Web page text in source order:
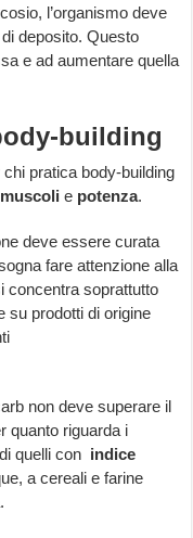
l’organismo deve
di deposito. Questo
e ad aumentare quella
building
pratica body-building
muscolie potenza.
deve essere curata
fare attenzione alla
concentra soprattutto
su prodotti di origine
non deve superare il
quanto riguarda i
quelli con indice
a cereali e farine